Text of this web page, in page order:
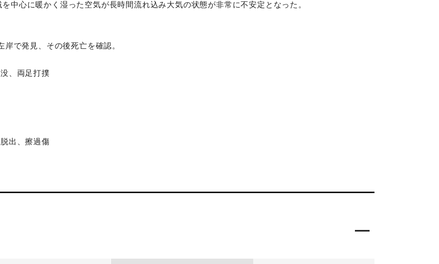
中心に暖かく湿った空気が長時間流れ込み大気の状態が非常に不安定となった。
で発見、その後死亡を確認。
、両足打撲
出、擦過傷